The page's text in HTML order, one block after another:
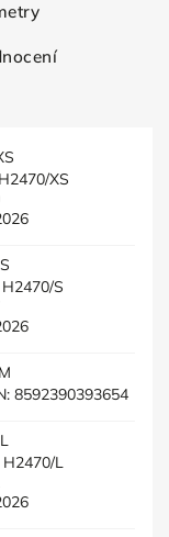
XS
S
8592390393654
H2470/L